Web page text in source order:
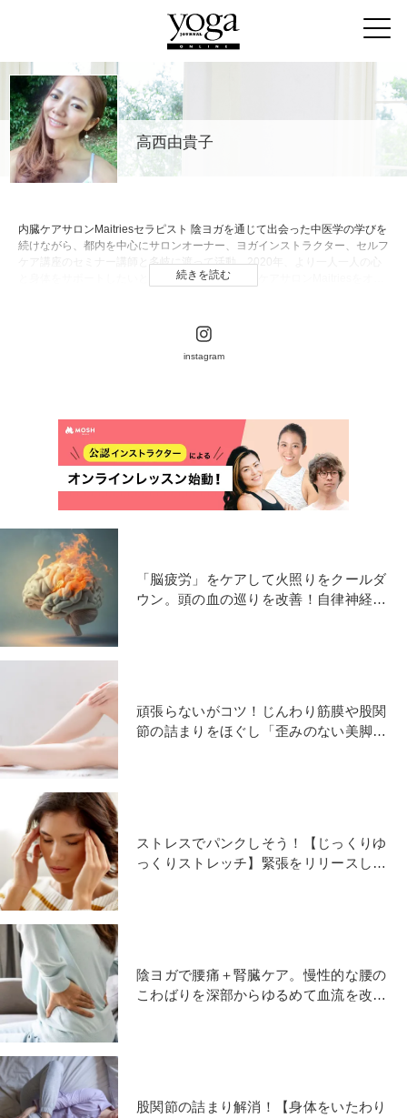
高西由貴子
内臓ケアサロンMaitriesセラピスト 陰ヨガを通じて出会った中医学の学びを
続けながら、都内を中心にサロンオーナー、ヨガインストラクター、セルフ
ケア講座のセミナー講師と多岐に渡って活動。2020年、より一人一人の心
と身体をサポートしたいという想いを元にボディケアサロンMaitriesをオー
続きを読む
instagram
「脳疲労」をケアして火照りをクールダ
ウン。頭の血の巡りを改善！自律神経の
頑張らないがコツ！じんわり筋膜や股関
節の詰まりをほぐし「歪みのない美脚」
ストレスでパンクしそう！【じっくりゆ
っくりストレッチ】緊張をリリースして
陰ヨガで腰痛＋腎臓ケア。慢性的な腰の
こわばりを深部からゆるめて血流を改善
股関節の詰まり解消！【身体をいたわり